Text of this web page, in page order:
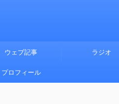
ウェブ記事 ラジオ
プロフィール